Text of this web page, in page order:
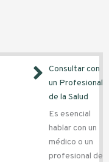
Consultar con
un Profesional
de la Salud
Es esencial
hablar con un
médico o un
profesional de